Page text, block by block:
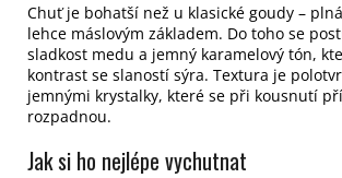
Chuť je bohatší než u klasické goudy –
lehce máslovým základem. Do toho se
sladkost medu a jemný karamelový tón,
kontrast se slaností sýra. Textura je
jemnými krystalky, které se při kousnutí
rozpadnou.
Jak si ho nejlépe vychutnat